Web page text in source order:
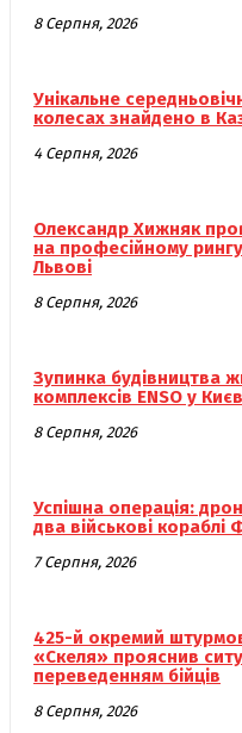
8 Серпня, 2026
Унікальне
колесах знайдено в
4 Серпня, 2026
Олександр Хижняк
на професійному
Львові
8 Серпня, 2026
Зупинка будівництва
комплексів ENSO у
8 Серпня, 2026
Успішна операція:
два військові кораблі
7 Серпня, 2026
425-й окремий
«Скеля» прояснив
переведенням бійців
8 Серпня, 2026